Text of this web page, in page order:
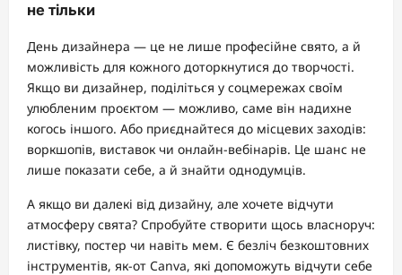
не тільки
День дизайнера — це не лише професійне свято, а й
можливість для кожного доторкнутися до творчості.
Якщо ви дизайнер, поділіться у соцмережах своїм
улюбленим проєктом — можливо, саме він надихне
когось іншого. Або приєднайтеся до місцевих заходів:
воркшопів, виставок чи онлайн-вебінарів. Це шанс не
лише показати себе, а й знайти однодумців.
А якщо ви далекі від дизайну, але хочете відчути
атмосферу свята? Спробуйте створити щось власноруч:
листівку, постер чи навіть мем. Є безліч безкоштовних
інструментів, як-от Canva, які допоможуть відчути себе